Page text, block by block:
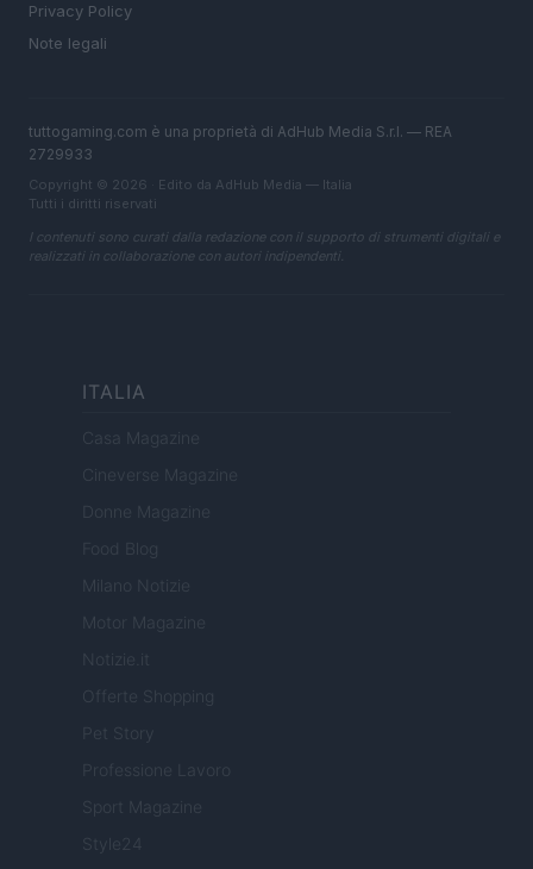
Privacy Policy
Note legali
tuttogaming.com è una proprietà di AdHub Media S.r.l. — REA
2729933
Copyright © 2026 · Edito da AdHub Media — Italia
Tutti i diritti riservati
I contenuti sono curati dalla redazione con il supporto di strumenti digitali e
realizzati in collaborazione con autori indipendenti.
ITALIA
Casa Magazine
Cineverse Magazine
Donne Magazine
Food Blog
Milano Notizie
Motor Magazine
Notizie.it
Offerte Shopping
Professione Lavoro
Sport Magazine
Style24